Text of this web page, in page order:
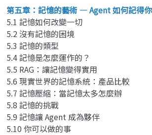
第五章：記憶的藝術 — Agent 如何記得
5.1 記憶如何改變一切
5.2 沒有記憶的困境
5.3 記憶的類型
5.4 記憶是怎麼運作的？
5.5 RAG：讓記憶變得實用
5.6 現實世界的記憶系統：產品比較
5.7 記憶壓縮：當記憶太多怎麼辦
5.8 記憶的挑戰
5.9 記憶讓 Agent 成為夥伴
5.10 你可以做的事